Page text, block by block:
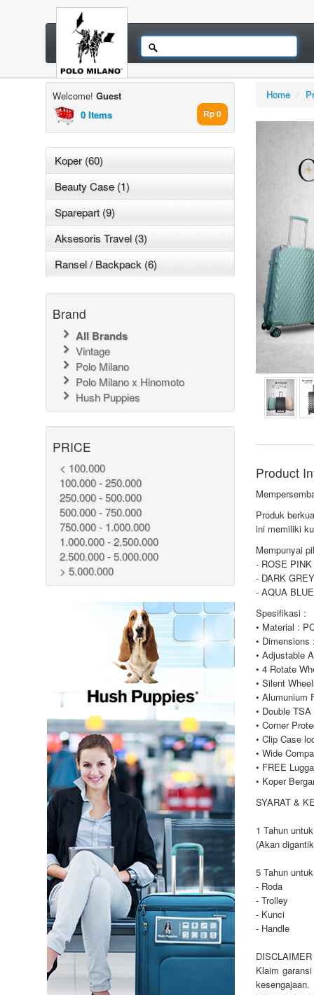
Welcome! Guest
0 Items
Rp 0
Koper (60)
Beauty Case (1)
Sparepart (9)
Aksesoris Travel (3)
Ransel / Backpack (6)
Brand
All Brands
Vintage
Polo Milano
Polo Milano x Hinomoto
Hush Puppies
PRICE
< 100.000
100.000 - 250.000
250.000 - 500.000
500.000 - 750.000
750.000 - 1.000.000
1.000.000 - 2.500.000
2.500.000 - 5.000.000
> 5.000.000
Home /
Product
Produk
ini memiliki
Mempunyai
- ROSE PINK
- DARK GREY
- AQUA BLUE
Spesifikasi :
• Material :
• Dimensions
• Adjustable
• 4 Rotate
• Silent
• Alumunium
• Double TSA
• Corner
• Clip Case
• Wide
• FREE
• Koper
SYARAT &
1 Tahun
(Akan
5 Tahun
- Roda
- Trolley
- Kunci
- Handle
Klaim
kesengajaan.